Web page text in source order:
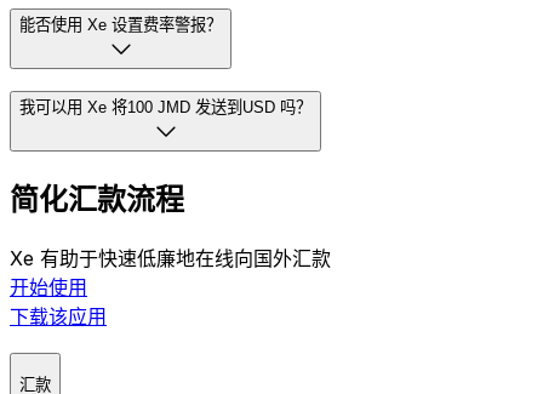
我可以用 Xe 将100 JMD 发送到USD 吗？
简化汇款流程